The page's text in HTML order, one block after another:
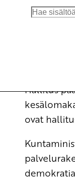
Search
Hallitus
ovat